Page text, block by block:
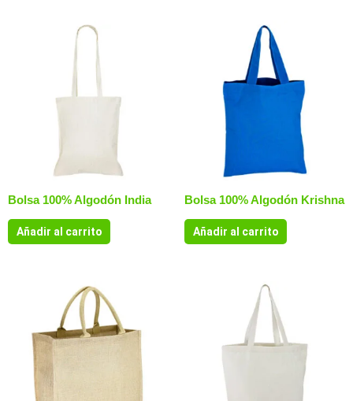
Bolsa 100% Algodón India
Añadir al carrito
Bolsa 100% Algodón Krishna
Añadir al carrito